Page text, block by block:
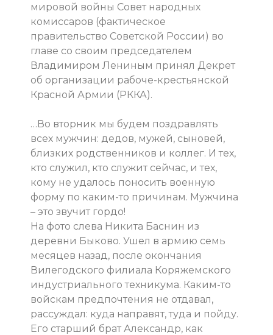
мировой войны Совет народных
комиссаров (фактическое
правительство Советской России) во
главе со своим председателем
Владимиром Лениным принял Декрет
об организации рабоче-крестьянской
Красной Армии (РККА).
…Во вторник мы будем поздравлять
всех мужчин: дедов, мужей, сыновей,
близких родственников и коллег. И тех,
кто служил, кто служит сейчас, и тех,
кому не удалось поносить военную
форму по каким-то причинам. Мужчина
– это звучит гордо!
На фото слева Никита Баснин из
деревни Быково. Ушел в армию семь
месяцев назад, после окончания
Вилегодского филиала Коряжемского
индустриального техникума. Каким-то
войскам предпочтения не отдавал,
рассуждал: куда направят, туда и пойду.
Его старший брат Александр, как